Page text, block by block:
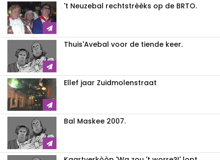
't Neuzebal rechtstrèèks op de BRTO.
Thuis'Avebal voor de tiende keer.
Ellef jaar Zuidmolenstraat
Bal Maskee 2007.